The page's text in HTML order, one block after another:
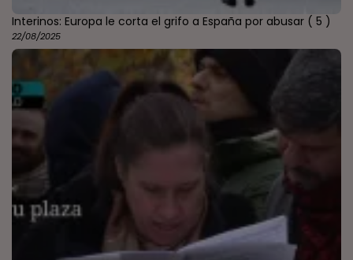
Interinos: Europa le corta el grifo a España por abusar ( 5 )
22/08/2025